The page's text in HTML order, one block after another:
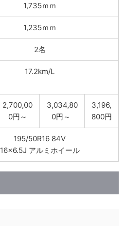
1,735ｍｍ
1,235ｍｍ
2名
17.2km/L
2,700,00
0円～
3,034,80
0円～
3,196,
800円
195/50R16 84V
16×6.5J アルミホイール